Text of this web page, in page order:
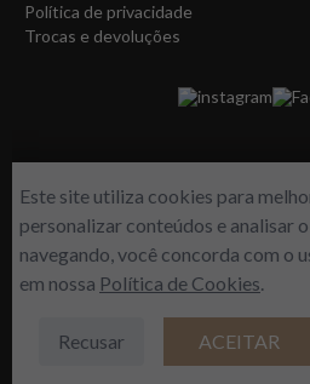
Este site utiliza cookies para
personalizar conteúdos e analisar
navegando, você concorda com o
em nossa Política de Cookies.
Recusar ACEITAR
Política de privacidade
Trocas e devoluções
instagram